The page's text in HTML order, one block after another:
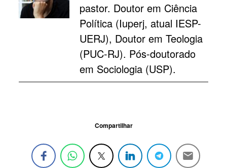
pastor. Doutor em Ciência
Política (Iuperj, atual IESP-
UERJ), Doutor em Teologia
(PUC-RJ). Pós-doutorado
em Sociologia (USP).
Compartilhar